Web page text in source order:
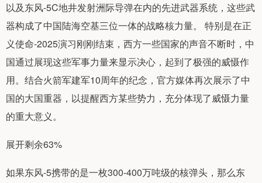
以及东风-5C地井发射洲际导弹在内的先进武器系统，这些武
器构成了中国陆海空基三位一体的战略核力量。 特别是在正
义使命-2025演习刚刚结束，西方一些国家的声音不断时，中
国通过展现这些军事力量来显示决心，起到了极强的威慑作
用。结合火箭军建军10周年的纪念，官方媒体再次展示了中
国的大国重器，以提醒西方某些势力，充分体现了威慑力量
的重大意义。
展开剩余63%
如果东风-5携带的是一枚300-400万吨级的核弹头，那么东